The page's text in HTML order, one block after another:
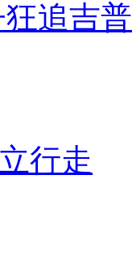
追吉
行走